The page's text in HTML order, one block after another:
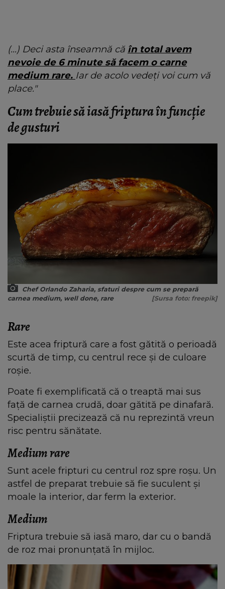
(…) Deci asta înseamnă că în total avem
nevoie de 6 minute să facem o carne
medium rare. Iar de acolo vedeți voi cum vă
place."
Cum trebuie să iasă friptura în funcție
de gusturi
Chef Orlando Zaharia, sfaturi despre cum se prepară
carnea medium, well done, rare
[Sursa foto: freepik]
Rare
Este acea friptură care a fost gătită o perioadă
scurtă de timp, cu centrul rece și de culoare
roșie.
Poate fi exemplificată că o treaptă mai sus
față de carnea crudă, doar gătită pe dinafară.
Specialiștii precizează că nu reprezintă vreun
risc pentru sănătate.
Medium rare
Sunt acele fripturi cu centrul roz spre roșu. Un
astfel de preparat trebuie să fie suculent și
moale la interior, dar ferm la exterior.
Medium
Friptura trebuie să iasă maro, dar cu o bandă
de roz mai pronunțată în mijloc.